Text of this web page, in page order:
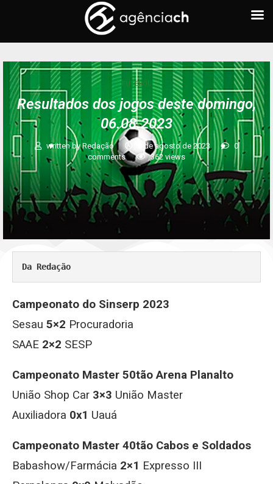
FUTEBOL
Resultados dos jogos deste domingo,
06.08.2023
written byRedação 6 de agosto de 2023
0
comments
362 views
Da Redação
Campeonato do Sinserp 2023
Sesau 5×2 Procuradoria
SAAE 2×2 SESP
Campeonato Master 50tão Arena Planalto
União Shop Car 3×3 União Master
Auxiliadora 0x1 Uauá
Campeonato Master 40tão Cabos e Soldados
Babashow/Farmácia 2×1 Expresso III